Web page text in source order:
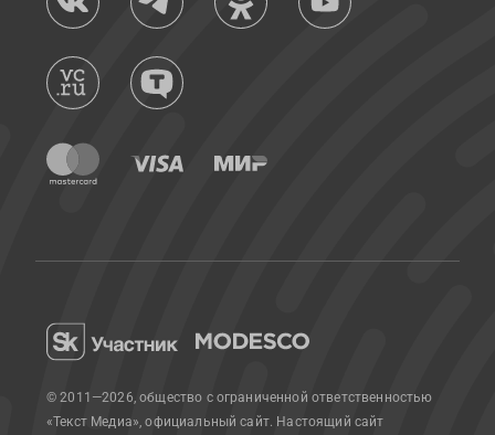
© 2011—2026, общество с ограниченной ответственностью
«Текст Медиа», официальный сайт. Настоящий сайт